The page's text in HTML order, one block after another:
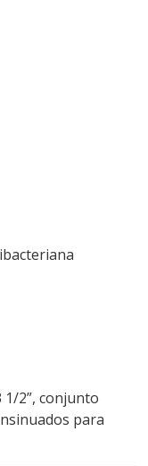
1/2”, conjunto
para